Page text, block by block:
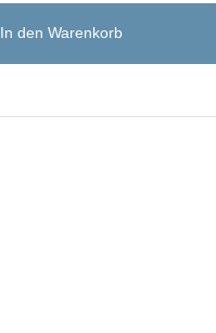
In den Warenkorb